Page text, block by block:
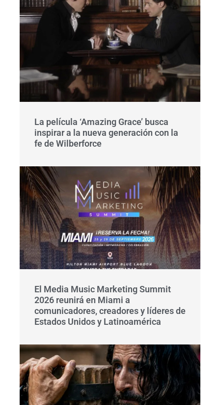
La película ‘Amazing Grace’ busca
inspirar a la nueva generación con la
fe de Wilberforce
El Media Music Marketing Summit
2026 reunirá en Miami a
comunicadores, creadores y líderes de
Estados Unidos y Latinoamérica